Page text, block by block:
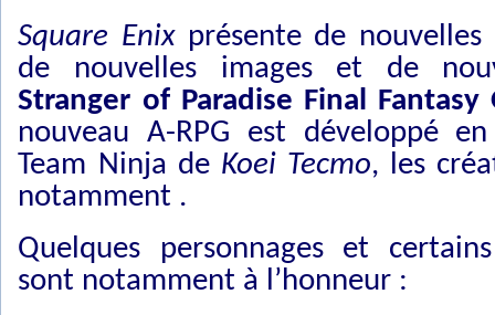
Square Enixprésente de nouvelles
de nouvelles images et de
Stranger of Paradise Final Fantasy
nouveau A-RPG est développé
Team Ninja de Koei Tecmo, les
notamment .
Quelques personnages et
sont notamment à l’honneur :